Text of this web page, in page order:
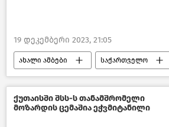
19 დეკემბერი 2023, 21:05
ახალი ამბები საქართველო
სემეკი საზოგადოება
სოციალური სფერო საქართველოში
საქართველოს ენერგეტიკა
ქუთაისში შსს-ს თანამშრომელი
მოზარდის ცემაშია ეჭვმიტანილი